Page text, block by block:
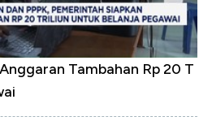
Tambahan Rp 20 T